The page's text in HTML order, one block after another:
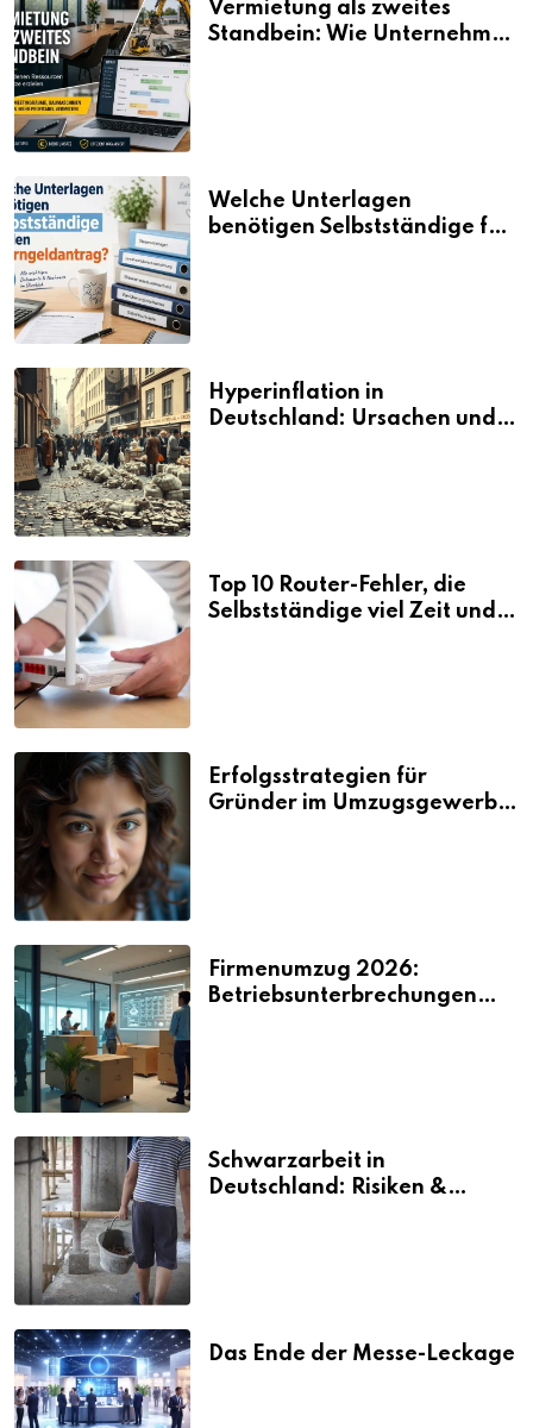
Vermietung als zweites
Standbein: Wie Unternehmen
Welche Unterlagen
benötigen Selbstständige für
Hyperinflation in
Deutschland: Ursachen und
Top 10 Router-Fehler, die
Selbstständige viel Zeit und
Erfolgsstrategien für
Gründer im Umzugsgewerbe
Firmenumzug 2026:
Betriebsunterbrechungen
Schwarzarbeit in
Deutschland: Risiken &
Das Ende der Messe-Leckage